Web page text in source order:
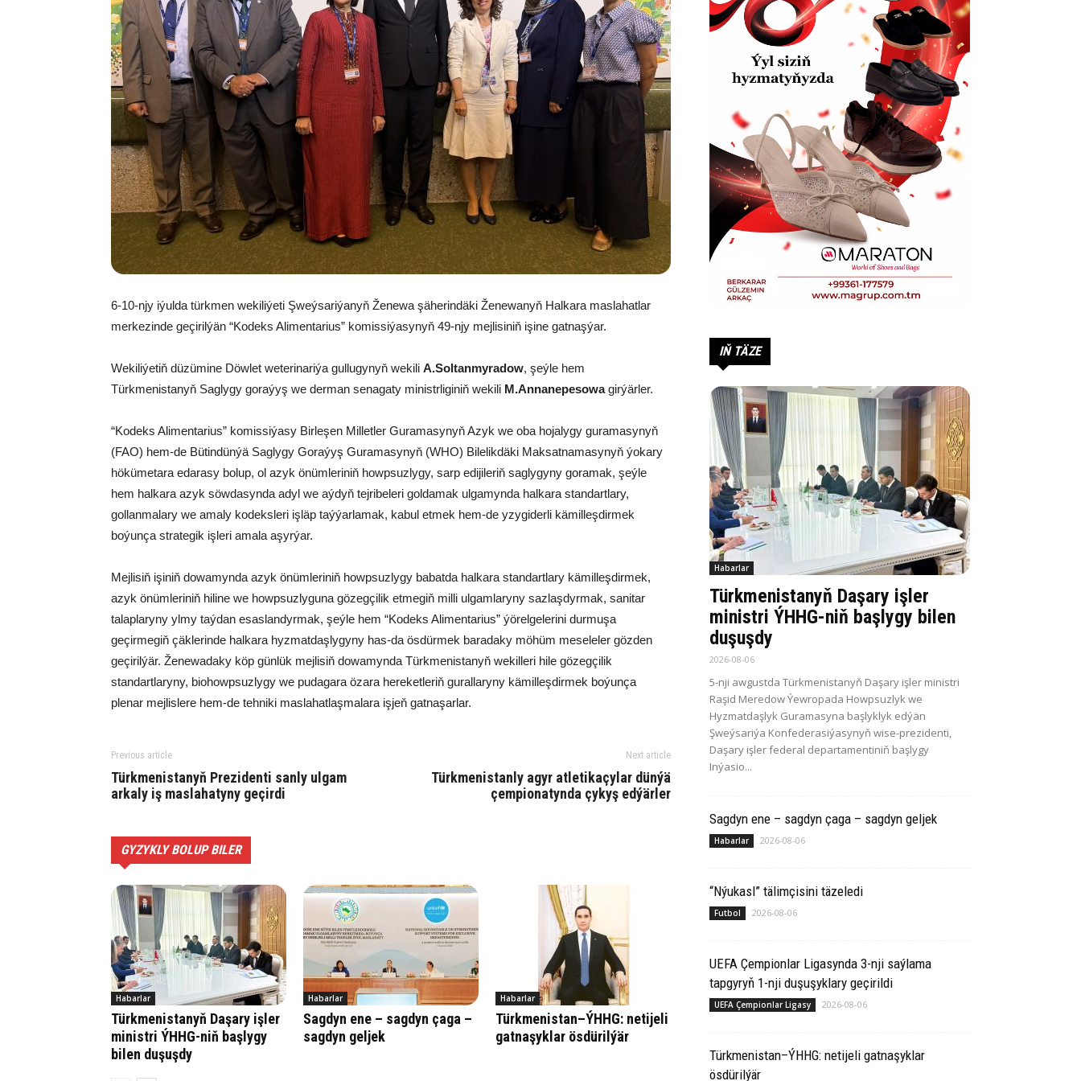
6-10-njy iýulda türkmen wekiliýeti Şweýsariýanyň Ženewa şäherindäki Ženewanyň Halkara maslahatlar
merkezinde geçirilýän “Kodeks Alimentarius” komissiýasynyň 49-njy mejlisiniň işine gatnaşýar.
Wekiliýetiň düzümine Döwlet weterinariýa gullugynyň wekili A.Soltanmyradow, şeýle hem
Türkmenistanyň Saglygy goraýyş we derman senagaty ministrliginiň wekili M.Annanepesowagirýärler.
“Kodeks Alimentarius” komissiýasy Birleşen Milletler Guramasynyň Azyk we oba hojalygy guramasynyň
(FAO) hem-de Bütindünýä Saglygy Goraýyş Guramasynyň (WHO) Bilelikdäki Maksatnamasynyň ýokary
hökümetara edarasy bolup, ol azyk önümleriniň howpsuzlygy, sarp edijileriň saglygyny goramak, şeýle
hem halkara azyk söwdasynda adyl we aýdyň tejribeleri goldamak ulgamynda halkara standartlary,
gollanmalary we amaly kodeksleri işläp taýýarlamak, kabul etmek hem-de yzygiderli kämilleşdirmek
boýunça strategik işleri amala aşyrýar.
Mejlisiň işiniň dowamynda azyk önümleriniň howpsuzlygy babatda halkara standartlary kämilleşdirmek,
azyk önümleriniň hiline we howpsuzlyguna gözegçilik etmegiň milli ulgamlaryny sazlaşdyrmak, sanitar
talaplaryny ylmy taýdan esaslandyrmak, şeýle hem “Kodeks Alimentarius” ýörelgelerini durmuşa
geçirmegiň çäklerinde halkara hyzmatdaşlygyny has-da ösdürmek baradaky möhüm meseleler gözden
geçirilýär. Ženewadaky köp günlük mejlisiň dowamynda Türkmenistanyň wekilleri hile gözegçilik
standartlaryny, biohowpsuzlygy we pudagara özara hereketleriň gurallaryny kämilleşdirmek boýunça
plenar mejlislere hem-de tehniki maslahatlaşmalara işjeň gatnaşarlar.
Previous article
Türkmenistanyň Prezidenti sanly ulgam
arkaly iş maslahatyny geçirdi
Next article
Türkmenistanly agyr atletikaçylar dünýä
çempionatynda çykyş edýärler
GYZYKLY BOLUP BILER
Habarlar
Türkmenistanyň Daşary işler
ministri ÝHHG-niň başlygy
bilen duşuşdy
Habarlar
Sagdyn ene – sagdyn çaga –
sagdyn geljek
Habarlar
Türkmenistan–ÝHHG: netijeli
gatnaşyklar ösdürilýär
IŇ TÄZE
Habarlar
Türkmenistanyň Daşary işler
ministri ÝHHG-niň başlygy bilen
duşuşdy
2026-08-06
5-nji awgustda Türkmenistanyň Daşary işler ministri
Raşid Meredow Ýewropada Howpsuzlyk we
Hyzmatdaşlyk Guramasyna başlyklyk edýän
Şweýsariýa Konfederasiýasynyň wise-prezidenti,
Daşary işler federal departamentiniň başlygy
Inýasio...
Sagdyn ene – sagdyn çaga – sagdyn geljek
Habarlar 2026-08-06
“Nýukasl” tälimçisini täzeledi
Futbol 2026-08-06
UEFA Çempionlar Ligasynda 3-nji saýlama
tapgyryň 1-nji duşuşyklary geçirildi
UEFA Çempionlar Ligasy 2026-08-06
Türkmenistan–ÝHHG: netijeli gatnaşyklar
ösdürilýär